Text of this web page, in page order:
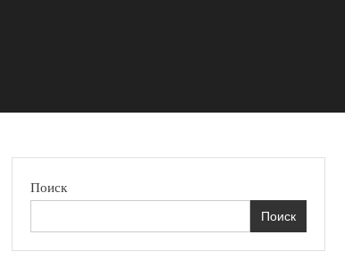
Поиск
Поиск